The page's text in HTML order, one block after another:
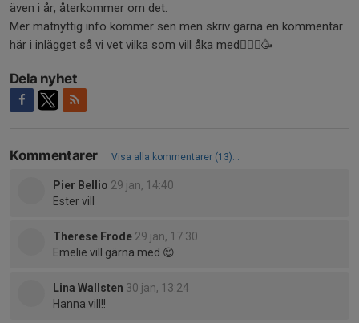
även i år, återkommer om det.
Mer matnyttig info kommer sen men skriv gärna en kommentar
här i inlägget så vi vet vilka som vill åka med🤾🏻‍♀️🥳
Dela nyhet
Kommentarer Visa alla kommentarer (13)...
Pier Bellio 29 jan, 14:40
Ester vill
Therese Frode 29 jan, 17:30
Emelie vill gärna med 😊
Lina Wallsten 30 jan, 13:24
Hanna vill!!